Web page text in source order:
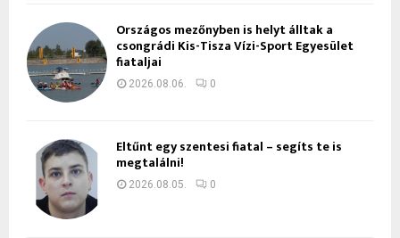
Országos mezőnyben is helyt álltak a
csongrádi Kis-Tisza Vízi-Sport Egyesület
fiataljai
2026.08.06. 0
Eltűnt egy szentesi fiatal – segíts te is
megtalálni!
2026.08.05. 0